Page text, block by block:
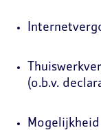
(o.b.v.